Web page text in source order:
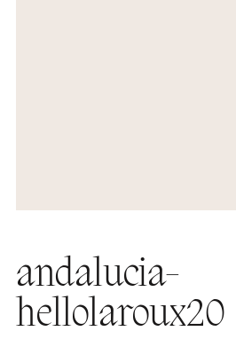
andalucia-
hellolaroux20